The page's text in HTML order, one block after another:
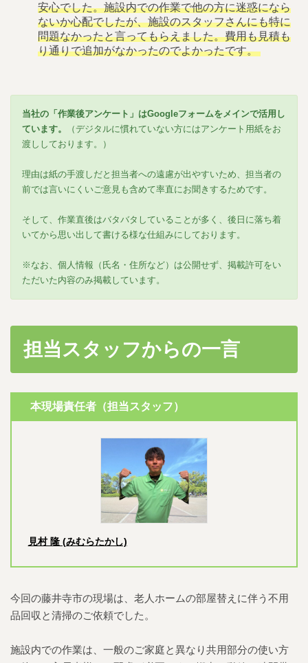
安心でした。施設内での作業で他の方に迷惑になら
ないか心配でしたが、施設のスタッフさんにも特に
問題なかったと言ってもらえました。費用も見積も
り通りで追加がなかったのでよかったです。
当社の「作業後アンケート」はGoogleフォームをメインで活用し
ています。
（デジタルに慣れていない方にはアンケート用紙をお
渡ししております。）
理由は紙の手渡しだと担当者への遠慮が出やすいため、担当者の
前では言いにくいご意見も含めて率直にお聞きするためです。
そして、作業直後はバタバタしていることが多く、後日に落ち着
いてから思い出して書ける様な仕組みにしております。
※なお、個人情報（氏名・住所など）は公開せず、掲載許可をい
ただいた内容のみ掲載しています。
担当スタッフからの一言
本現場責任者（担当スタッフ）
見村 隆 (みむらたかし)
今回の藤井寺市の現場は、老人ホームの部屋替えに伴う不用
品回収と清掃のご依頼でした。
施設内での作業は、一般のご家庭と異なり共用部分の使い方